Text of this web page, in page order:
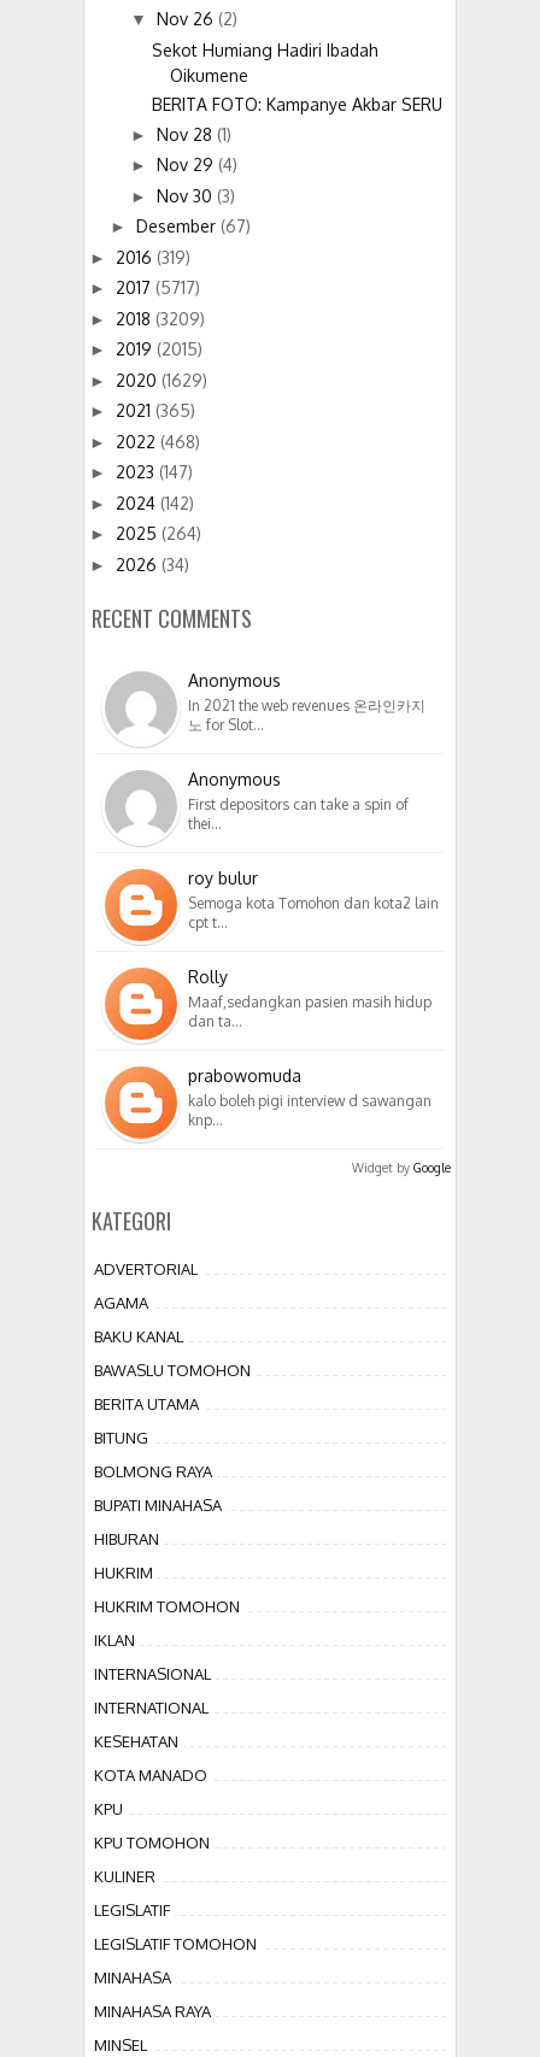
▼ Nov 26 (2)
Sekot Humiang Hadiri Ibadah
Oikumene
BERITA FOTO: Kampanye Akbar SERU
► Nov 28 (1)
► Nov 29 (4)
► Nov 30 (3)
► Desember (67)
► 2016 (319)
► 2017 (5717)
► 2018 (3209)
► 2019 (2015)
► 2020 (1629)
► 2021 (365)
► 2022 (468)
► 2023 (147)
► 2024 (142)
► 2025 (264)
► 2026 (34)
RECENT COMMENTS
Anonymous
In 2021 the web revenues 온라인카지
노 for Slot…
Anonymous
First depositors can take a spin of
thei…
roy bulur
Semoga kota Tomohon dan kota2 lain
cpt t…
Rolly
Maaf,sedangkan pasien masih hidup
dan ta…
prabowomuda
kalo boleh pigi interview d sawangan
knp…
Widget by Google
KATEGORI
ADVERTORIAL
AGAMA
BAKU KANAL
BAWASLU TOMOHON
BERITA UTAMA
BITUNG
BOLMONG RAYA
BUPATI MINAHASA
HIBURAN
HUKRIM
HUKRIM TOMOHON
IKLAN
INTERNASIONAL
INTERNATIONAL
KESEHATAN
KOTA MANADO
KPU
KPU TOMOHON
KULINER
LEGISLATIF
LEGISLATIF TOMOHON
MINAHASA
MINAHASA RAYA
MINSEL